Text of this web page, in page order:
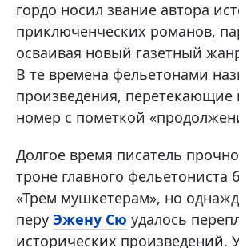
гордо носил звание автора
приключенческих романов,
осваивая новый газетный
В те времена фельетонами
произведения, перетекающие
номер с пометкой
Долгое время писатель
троне главного фельетониста
«Трем мушкетерам», но
перу Эжену Сю удалось
исторических произведений.